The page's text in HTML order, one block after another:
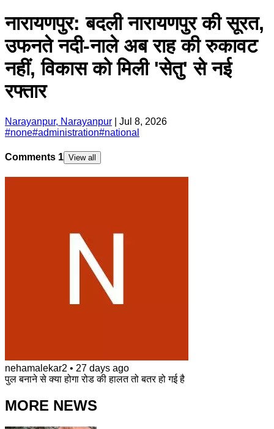
नारायणपुर: बदली नारायणपुर की सूरत,
उफनते नदी-नाले अब राह की रुकावट
नहीं, विकास को मिली 'सेतु' से नई
रफ्तार
Narayanpur, Narayanpur
Jul 8, 2026
#none#administration#national
Comments 1 View all
nehamalekar2 • 27 days ago
पुल बनाने से क्या होगा रोड की हालत तो बतर हो गई है
MORE NEWS